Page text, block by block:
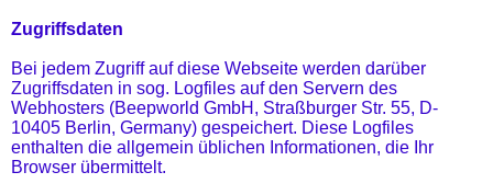
Zugriffsdaten
Bei jedem Zugriff auf diese Webseite werden darüber
Zugriffsdaten in sog. Logfiles auf den Servern des
Webhosters (Beepworld GmbH, Straßburger Str. 55, D-
10405 Berlin, Germany) gespeichert. Diese Logfiles
enthalten die allgemein üblichen Informationen, die Ihr
Browser übermittelt.